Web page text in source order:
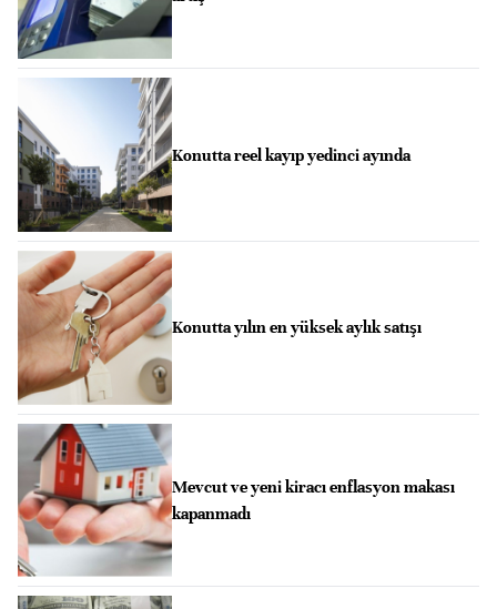
Konutta reel kayıp yedinci ayında
Konutta yılın en yüksek aylık satışı
Mevcut ve yeni kiracı enflasyon makası
kapanmadı